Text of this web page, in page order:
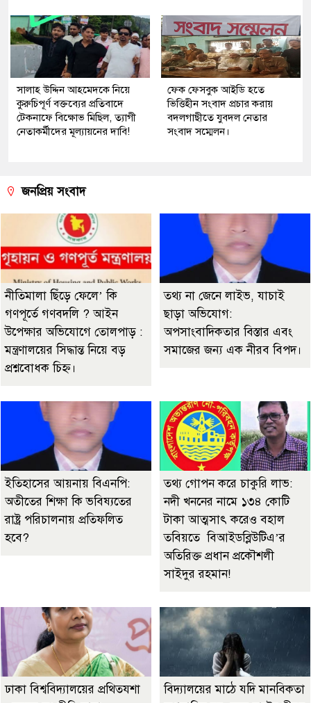
সালাহ উদ্দিন আহমেদকে নিয়ে
কুরুচিপূর্ণ বক্তব্যের প্রতিবাদে
টেকনাফে বিক্ষোভ মিছিল, ত্যাগী
নেতাকর্মীদের মূল্যায়নের দাবি!
ফেক ফেসবুক আইডি হতে
ভিত্তিহীন সংবাদ প্রচার করায়
বদলগাছীতে যুবদল নেতার
সংবাদ সম্মেলন।
জনপ্রিয় সংবাদ
নীতিমালা ছিঁড়ে ফেলে’ কি
গণপূর্তে গণবদলি ? আইন
উপেক্ষার অভিযোগে তোলপাড় :
মন্ত্রণালয়ের সিদ্ধান্ত নিয়ে বড়
প্রশ্নবোধক চিহ্ন।
তথ্য না জেনে লাইভ, যাচাই
ছাড়া অভিযোগ:
অপসাংবাদিকতার বিস্তার এবং
সমাজের জন্য এক নীরব বিপদ।
ইতিহাসের আয়নায় বিএনপি:
অতীতের শিক্ষা কি ভবিষ্যতের
রাষ্ট্র পরিচালনায় প্রতিফলিত
হবে?
তথ্য গোপন করে চাকুরি লাভ:
নদী খননের নামে ১৩৪ কোটি
টাকা আত্মসাৎ করেও বহাল
তবিয়তে বিআইডব্লিউটিএ’র
অতিরিক্ত প্রধান প্রকৌশলী
সাইদুর রহমান!
ঢাকা বিশ্ববিদ্যালয়ের প্রথিতযশা
বিদ্যালয়ের মাঠে যদি মানবিকতা